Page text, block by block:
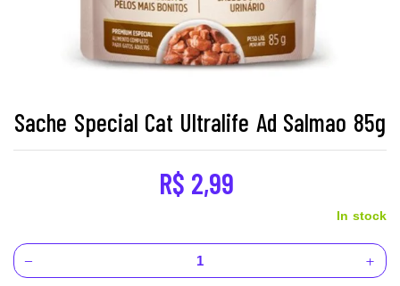
Sache Special Cat Ultralife Ad Salmao 85g
R$ 2,99
In stock